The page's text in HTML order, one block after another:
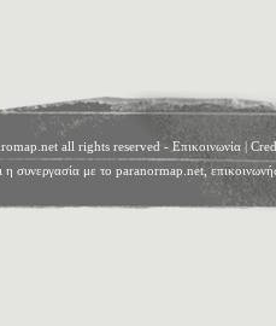
all rights reserved - Επικοινωνία |
η συνεργασία με το paranormap.net,